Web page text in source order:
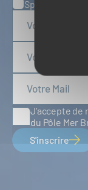
Spatial
J'accepte de
du Pôle Mer
S'inscrire